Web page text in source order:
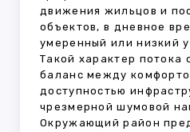
движения жильцов и
объектов, в дневное
умеренный или низкий
Такой характер потока
баланс между
доступностью
чрезмерной шумовой
Окружающий район